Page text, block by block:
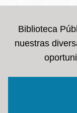
Biblioteca
nuestras